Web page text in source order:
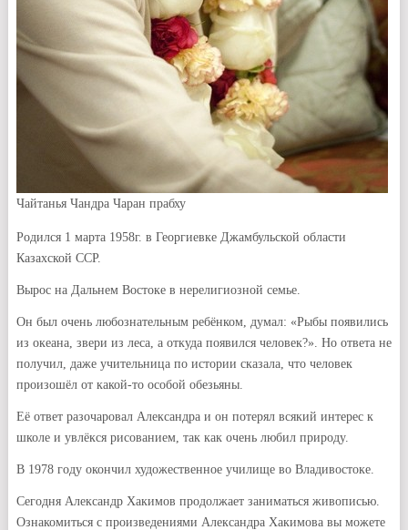
Чайтанья Чандра Чаран прабху
Родился 1 марта 1958г. в Георгиевке Джамбульской области
Казахской ССР.
Вырос на Дальнем Востоке в нерелигиозной семье.
Он был очень любознательным ребёнком, думал: «Рыбы появились
из океана, звери из леса, а откуда появился человек?». Но ответа не
получил, даже учительница по истории сказала, что человек
произошёл от какой-то особой обезьяны.
Её ответ разочаровал Александра и он потерял всякий интерес к
школе и увлёкся рисованием, так как очень любил природу.
В 1978 году окончил художественное училище во Владивостоке.
Сегодня Александр Хакимов продолжает заниматься живописью.
Ознакомиться с произведениями Александра Хакимова вы можете